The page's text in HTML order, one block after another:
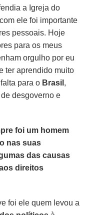
a Igreja do
ele foi importante
pessoais. Hoje
para os meus
orgulho por eu
ter aprendido muito
para o Brasil ,
desgoverno e
foi um homem
nas suas
das causas
direitos
foi ele quem levou a